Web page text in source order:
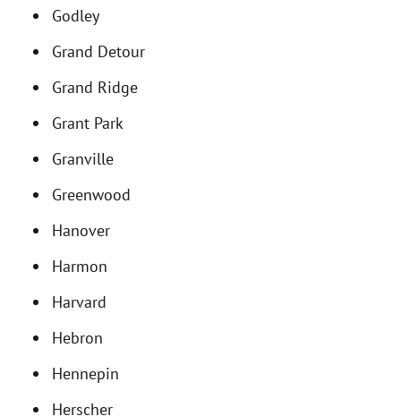
Godley
Grand Detour
Grand Ridge
Grant Park
Granville
Greenwood
Hanover
Harmon
Harvard
Hebron
Hennepin
Herscher